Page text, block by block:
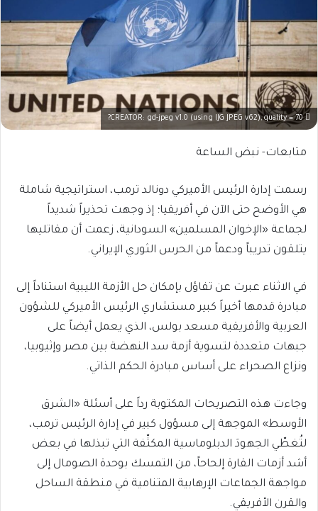
CREATOR: gd-jpeg v1.0 (using IJG JPEG v62), quality = 70?
متابعات- نبض الساعة
رسمت إدارة الرئيس الأميركي دونالد ترمب، استراتيجية شاملة
هي الأوضح حتى الآن في أفريقيا؛ إذ وجهت تحذيراً شديداً
لجماعة «الإخوان المسلمين» السودانية، زعمت أن مقاتليها
يتلقون تدريباً ودعماً من الحرس الثوري الإيراني.
في الاثناء عبرت عن تفاؤل بإمكان حل الأزمة الليبية استناداً إلى
مبادرة قدمها أخيراً كبير مستشاري الرئيس الأميركي للشؤون
العربية والأفريقية مسعد بولس، الذي يعمل أيضاً على
جبهات متعددة لتسوية أزمة سد النهضة بين مصر وإثيوبيا،
ونزاع الصحراء على أساس مبادرة الحكم الذاتي.
وجاءت هذه التصريحات المكتوبة رداً على أسئلة «الشرق
الأوسط» الموجهة إلى مسؤول كبير في إدارة الرئيس ترمب،
لتُغطّي الجهودَ الدبلوماسية المكثّفة التي تبذلها في بعض
أشد أزمات القارة إلحاحاً، من التمسك بوحدة الصومال إلى
مواجهة الجماعات الإرهابية المتنامية في منطقة الساحل
والقرن الأفريقي.